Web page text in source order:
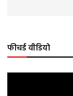
फीचर्ड वीडियो